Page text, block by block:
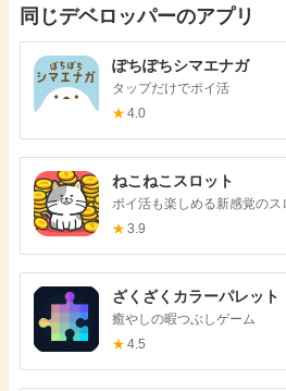
同じデベロッパーのアプリ
ぽちぽちシマエナガ
タップだけでポイ活
★ 4.0
ねこねこスロット
ポイ活も楽しめる新感覚のス
★ 3.9
ざくざくカラーパレット
癒やしの暇つぶしゲーム
★ 4.5